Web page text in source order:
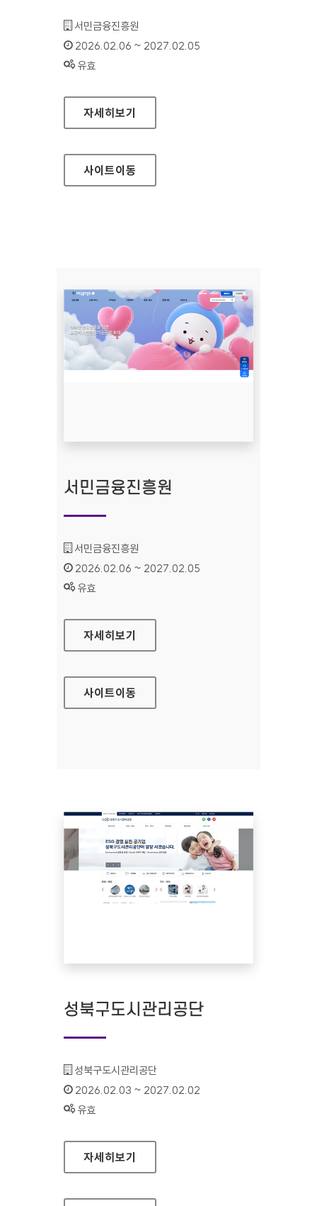
기관명 :
서민금융진흥원
인증기간 :
2026.02.06 ~ 2027.02.05
상태 :
유효
서민금융진흥원 디지털센터
자세히보기
사이트이동
서민금융진흥원
기관명 :
서민금융진흥원
인증기간 :
2026.02.06 ~ 2027.02.05
상태 :
유효
서민금융진흥원
자세히보기
사이트이동
성북구도시관리공단
기관명 :
성북구도시관리공단
인증기간 :
2026.02.03 ~ 2027.02.02
상태 :
유효
성북구도시관리공단
자세히보기